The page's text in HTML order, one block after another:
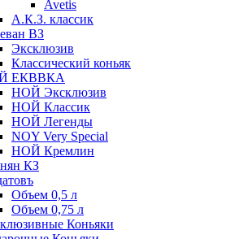
Avetis
А.К.З. классик
ВЗ
Эксклюзив
Классический коньяк
ЕКВВКА
НОЙ Эксклюзив
НОЙ Классик
НОЙ Легенды
NOY Very Speсial
НОЙ Кремлин
КЗ
Объем 0,5 л
Объем 0,75 л
Коньяки